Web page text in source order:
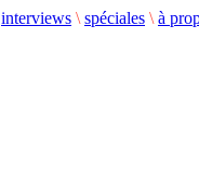
interviews \ spéciales \ à